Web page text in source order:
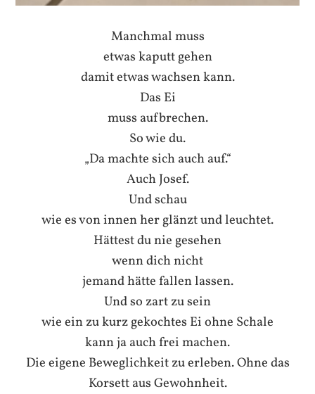
Manchmal muss
etwas kaputt gehen
damit etwas wachsen kann.
Das Ei
muss aufbrechen.
So wie du.
„Da machte sich auch auf.“
Auch Josef.
Und schau
wie es von innen her glänzt und leuchtet.
Hättest du nie gesehen
wenn dich nicht
jemand hätte fallen lassen.
Und so zart zu sein
wie ein zu kurz gekochtes Ei ohne Schale
kann ja auch frei machen.
Die eigene Beweglichkeit zu erleben. Ohne das
Korsett aus Gewohnheit.